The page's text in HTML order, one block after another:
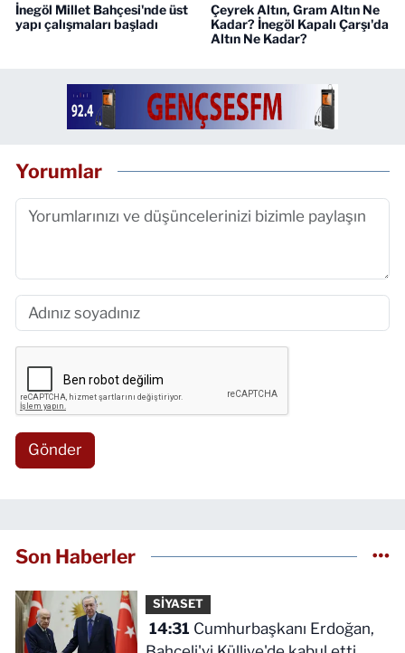
İnegöl Millet Bahçesi'nde üst
yapı çalışmaları başladı
Çeyrek Altın, Gram Altın Ne
Kadar? İnegöl Kapalı Çarşı'da
Altın Ne Kadar?
Yorumlar
Gönder
Son Haberler
SİYASET
14:31